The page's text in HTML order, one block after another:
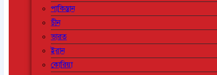
পাকিস্তান
চীন
ভারত
ইরান
কোরিয়া